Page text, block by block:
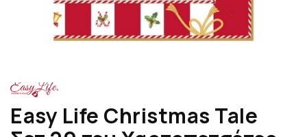
Easy Life Christmas Tale